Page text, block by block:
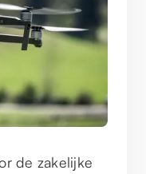
de zakelijke